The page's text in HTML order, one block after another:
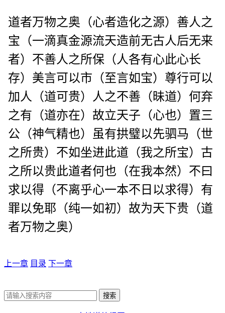
道者万物之奥（心者造化之源）善人之
宝（一滴真金源流天造前无古人后无来
者）不善人之所保（人各有心此心长
存）美言可以市（至言如宝）尊行可以
加人（道可贵）人之不善（昧道）何弃
之有（道亦在）故立天子（心也）置三
公（神气精也）虽有拱璧以先驷马（世
之所贵）不如坐进此道（我之所宝）古
之所以贵此道者何也（在我本然）不曰
求以得（不离乎心一本不日以求得）有
罪以免耶（纯一如初）故为天下贵（道
者万物之奥）
上一章 目录 下一章
搜索